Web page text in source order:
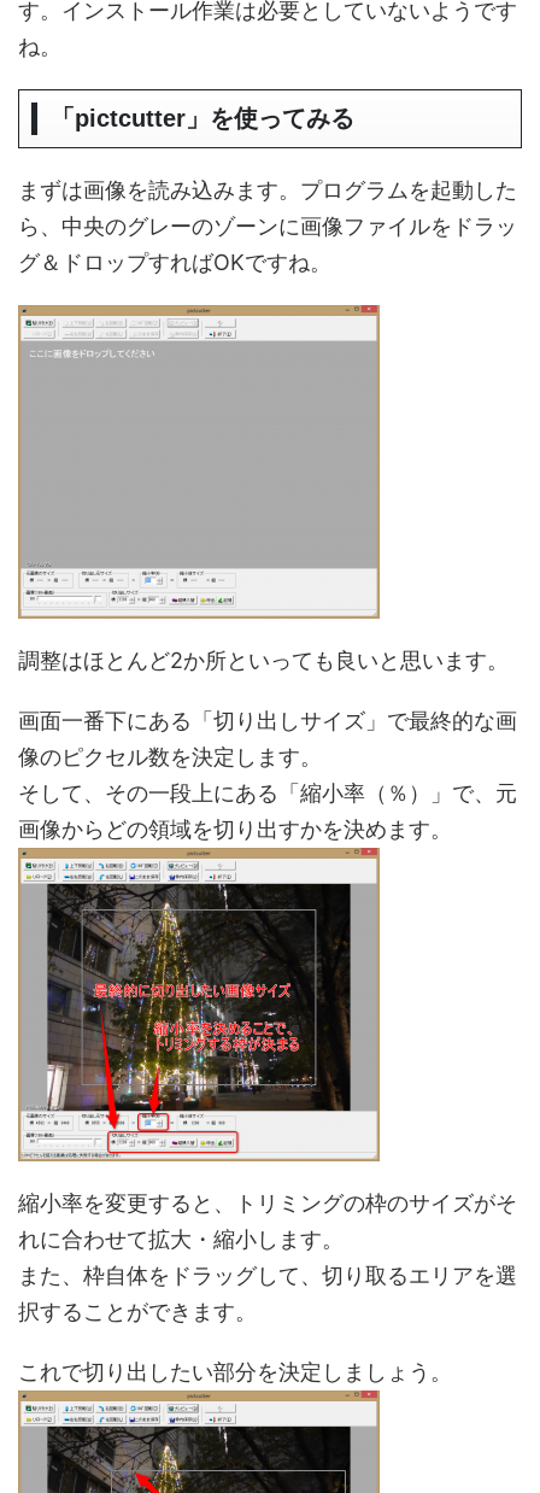
す。インストール作業は必要としていないようです
ね。
「pictcutter」を使ってみる
まずは画像を読み込みます。プログラムを起動した
ら、中央のグレーのゾーンに画像ファイルをドラッ
グ＆ドロップすればOKですね。
調整はほとんど2か所といっても良いと思います。
画面一番下にある「切り出しサイズ」で最終的な画
像のピクセル数を決定します。
そして、その一段上にある「縮小率（％）」で、元
画像からどの領域を切り出すかを決めます。
縮小率を変更すると、トリミングの枠のサイズがそ
れに合わせて拡大・縮小します。
また、枠自体をドラッグして、切り取るエリアを選
択することができます。
これで切り出したい部分を決定しましょう。